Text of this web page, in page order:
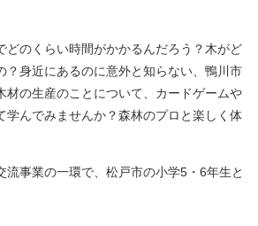
どのくらい時間がかかるんだろう？木がど
？身近にあるのに意外と知らない、鴨川市
材の生産のことについて、カードゲームや
学んでみませんか？森林のプロと楽しく体
流事業の一環で、松戸市の小学5・6年生と